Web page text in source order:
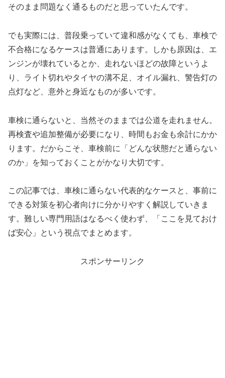
そのまま問題なく通るものだと思っていたんです。
でも実際には、普段乗っていて違和感がなくても、車検で
不合格になるケースは普通にあります。しかも原因は、エ
ンジンが壊れているとか、走れないほどの故障というよ
り、ライト切れやタイヤの溝不足、オイル漏れ、警告灯の
点灯など、意外と身近なものが多いです。
車検に通らないと、当然そのままでは公道を走れません。
再検査や追加整備が必要になり、時間もお金も余計にかか
ります。だからこそ、車検前に「どんな状態だと通らない
のか」を知っておくことがかなり大切です。
この記事では、車検に通らない代表的なケースと、事前に
できる対策を初心者向けに分かりやすく解説していきま
す。難しい専門用語はなるべく使わず、「ここを見ておけ
ば安心」という視点でまとめます。
スポンサーリンク